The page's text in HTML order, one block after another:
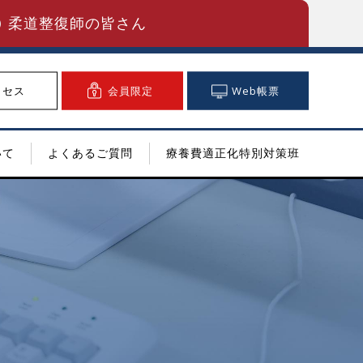
柔道整復師の皆さん
ス 会員限定 Web帳票
よくあるご質問 療養費適正化特別対策班